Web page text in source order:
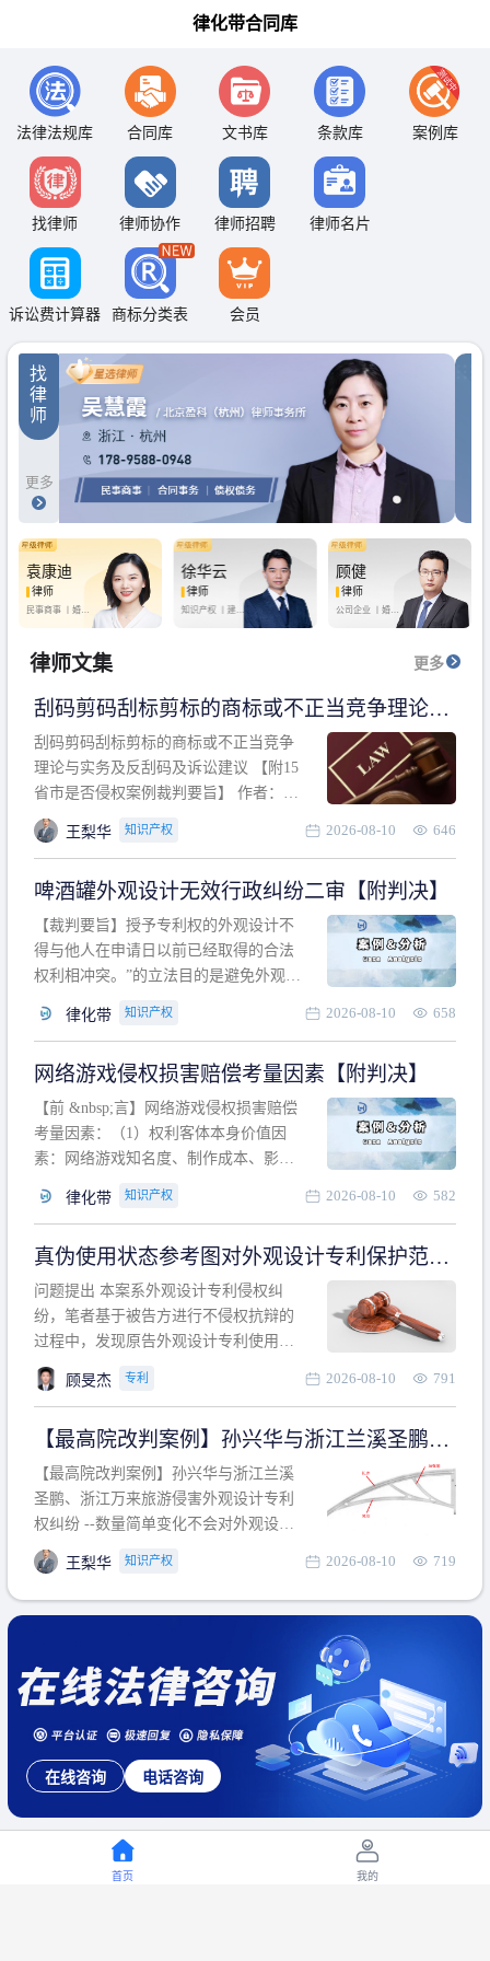
律化带合同库
法律法规库 合同库 文书库 条款库 案例库
找律师 律师协作 律师招聘 律师名片
诉讼费计算器 商标分类表 会员
找
律
师
更多
袁康迪
律师
民事商事 丨 婚姻
徐华云
律师
知识产权 丨 建设
顾健
律师
公司企业 丨婚姻
房产纠纷
律师文集 更多
刮码剪码刮标剪标的商标或不正当竞争理论与
实务及反刮码及诉讼建议 【附15省市是否侵权
案例裁判要旨】
刮码剪码刮标剪标的商标或不正当竞争
理论与实务及反刮码及诉讼建议 【附15
省市是否侵权案例裁判要旨】 作者：浙
江杭知桥律师事务所 王梨华 周靖超 【导
读】 第一部分：刮码剪码刮标剪标的商
诉讼建议 第二部分：15省市是否侵权案
例的裁判要旨 目录 第一部分、刮码剪码
刮
王梨华 知识产权 2026-08-10 646
啤酒罐外观设计无效行政纠纷二审【附判决】
【裁判要旨】授予专利权的外观设计不
得与他人在申请日以前已经取得的合法
权利相冲突。”的立法目的是避免外观设
冲突。基于此，凡是因该外观设计的实
于该款规定的规制范畴。“合法权利”不宜
作狭义解释，一般情况下，只要依法享
有的、在本专利申请日之
律化带 知识产权 2026-08-10 658
网络游戏侵权损害赔偿考量因素【附判决】
【前 &nbsp;言】网络游戏侵权损害赔偿
考量因素：（1）权利客体本身价值因
素：网络游戏知名度、制作成本、影响
利角度因素：被诉侵权游戏销售数量、
人数、活跃人数、市场占用率；（3）被
告主观因素：被告的主观恶意、是否明
知或应知、是否有
律化带 知识产权 2026-08-10 582
真伪使用状态参考图对外观设计专利保护范围
的影响
问题提出 本案系外观设计专利侵权纠
纷，笔者基于被告方进行不侵权抗辩的
过程中，发现原告外观设计专利使用状
态参考图中的外观设计与被告涉案商品
的视觉效果存在显著区别。故就使用状
保护范围确定进行了研究，将办案体会
与研究过程记录如下： 简要结论： 笔者
提出使用状态参考图应以
顾旻杰 专利 2026-08-10 791
【最高院改判案例】孙兴华与浙江兰溪圣鹏、
浙江万来旅游侵害外观设计专利权纠纷
【最高院改判案例】孙兴华与浙江兰溪
圣鹏、浙江万来旅游侵害外观设计专利
权纠纷 --数量简单变化不会对外观设计
产生视觉影响，及现有设计抗辩与专利
无效再审改判可以执行回转 【承办律
师】 王梨华 浙江杭知桥律师事务所 【案
民再2
王梨华 知识产权 2026-08-10 719
在线咨询 电话咨询
首页 我的